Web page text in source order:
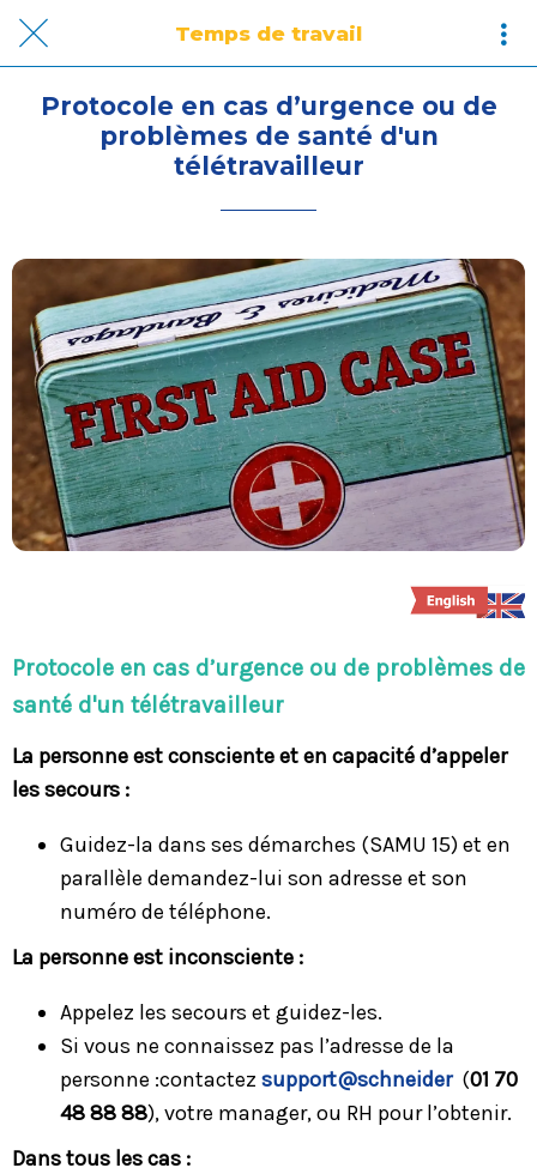
Temps de travail
Protocole en cas d’urgence ou de
problèmes de santé d'un
télétravailleur
Protocole en cas d’urgence ou de problèmes de
santé d'un télétravailleur
La personne est consciente et en capacité d’appeler
les secours :
Guidez-la dans ses démarches (SAMU 15) et en
parallèle demandez-lui son adresse et son
numéro de téléphone.
La personne est inconsciente :
Appelez les secours et guidez-les.
Si vous ne connaissez pas l’adresse de la
personne :contactez support@schneider(01 70
48 88 88), votre manager, ou RH pour l’obtenir.
Dans tous les cas :